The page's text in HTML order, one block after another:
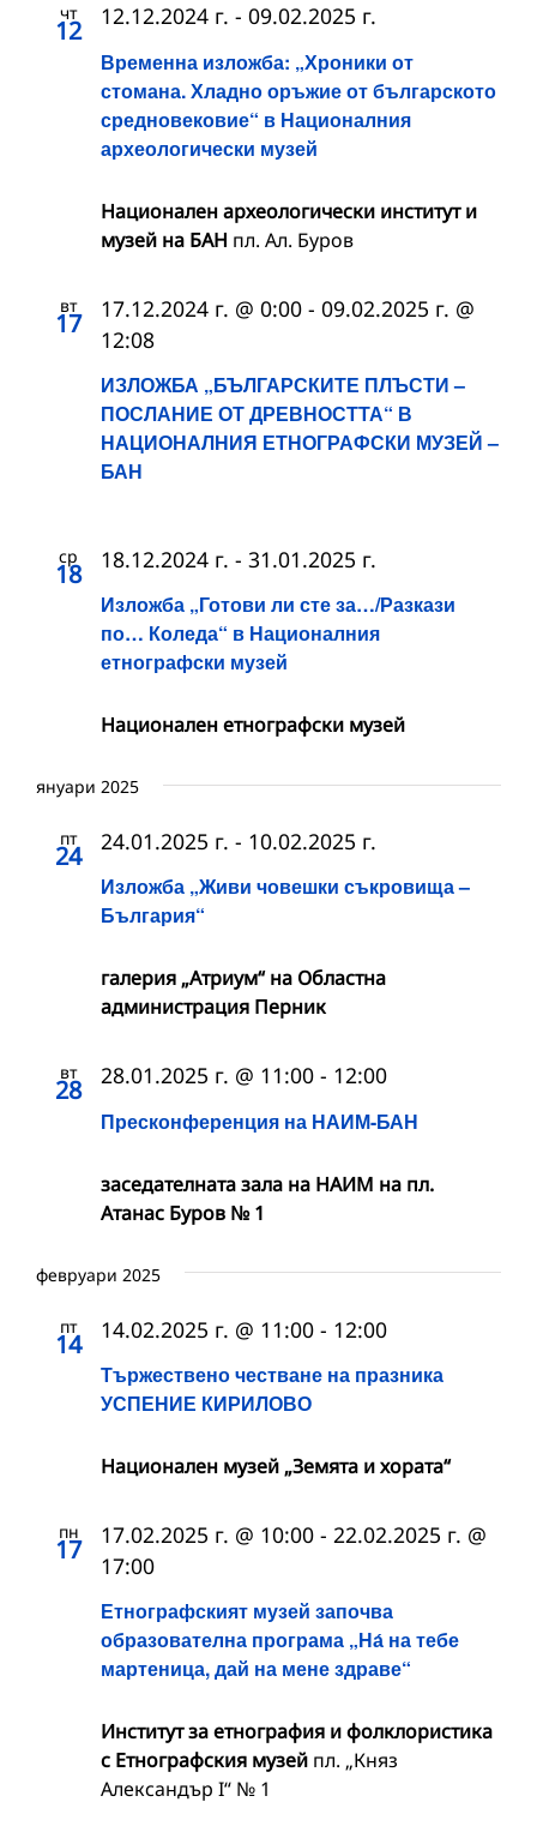
чт
12
Временна изложба: „Хроники от
стомана. Хладно оръжие от българското
средновековие“ в Националния
археологически музей
12.12.2024 г. - 09.02.2025 г.
Национален археологически институт и
музей на БАН пл. Ал. Буров
вт
17
ИЗЛОЖБА „БЪЛГАРСКИТЕ ПЛЪСТИ –
ПОСЛАНИЕ ОТ ДРЕВНОСТТА“ В
НАЦИОНАЛНИЯ ЕТНОГРАФСКИ МУЗЕЙ –
БАН
17.12.2024 г. @ 0:00 - 09.02.2025 г. @
12:08
ср
18
Изложба „Готови ли сте за…/Разкази
по… Коледа“ в Националния
етнографски музей
18.12.2024 г. - 31.01.2025 г.
Национален етнографски музей
януари 2025
пт
24
Изложба „Живи човешки съкровища –
България“
24.01.2025 г. - 10.02.2025 г.
галерия „Атриум“ на Областна
администрация Перник
вт
28
Пресконференция на НАИМ-БАН
28.01.2025 г. @ 11:00 - 12:00
заседателната зала на НАИМ на пл.
Атанас Буров № 1
февруари 2025
пт
14
Тържествено честване на празника
УСПЕНИЕ КИРИЛОВО
14.02.2025 г. @ 11:00 - 12:00
Национален музей „Земята и хората“
пн
17
Етнографският музей започва
образователна програма „На́ на тебе
мартеница, дай на мене здраве“
17.02.2025 г. @ 10:00 - 22.02.2025 г. @
17:00
Институт за етнография и фолклористика
с Етнографския музей пл. „Княз
Александър I“ № 1